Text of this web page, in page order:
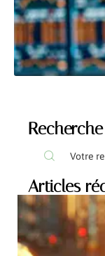
Recherche
Articles